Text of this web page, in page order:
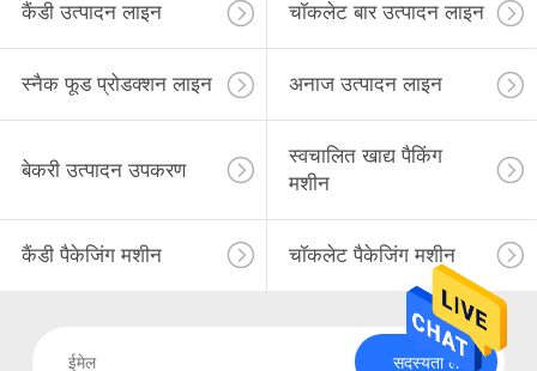
कैंडी उत्पादन लाइन चॉकलेट बार उत्पादन लाइन
स्नैक फूड प्रोडक्शन लाइन अनाज उत्पादन लाइन
बेकरी उत्पादन उपकरण
स्वचालित खाद्य पैकिंग
मशीन
कैंडी पैकेजिंग मशीन चॉकलेट पैकेजिंग मशीन
सदस्यता लें